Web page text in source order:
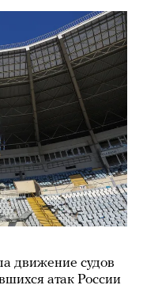
движение судов
атак России